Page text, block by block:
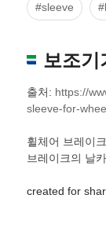
#sleeve
보조기
출처: https://
sleeve-for-
휠체어 브레이
브레이크의 날
created for